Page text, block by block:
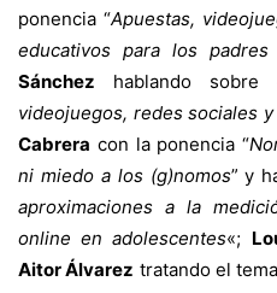
ponencia “Apuestas,
educativos para los
Sánchez hablando
videojuegos, redes sociales y
Cabrera con la ponencia “
ni miedo a los (g)nomos” y
aproximaciones a la
online en adolescentes«;
AitorÁlvarez tratando el